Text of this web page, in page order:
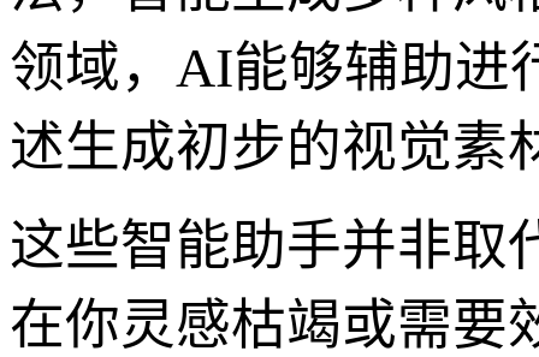
领域，AI能够辅助进
述生成初步的视觉素
这些智能助手并非取
在你灵感枯竭或需要